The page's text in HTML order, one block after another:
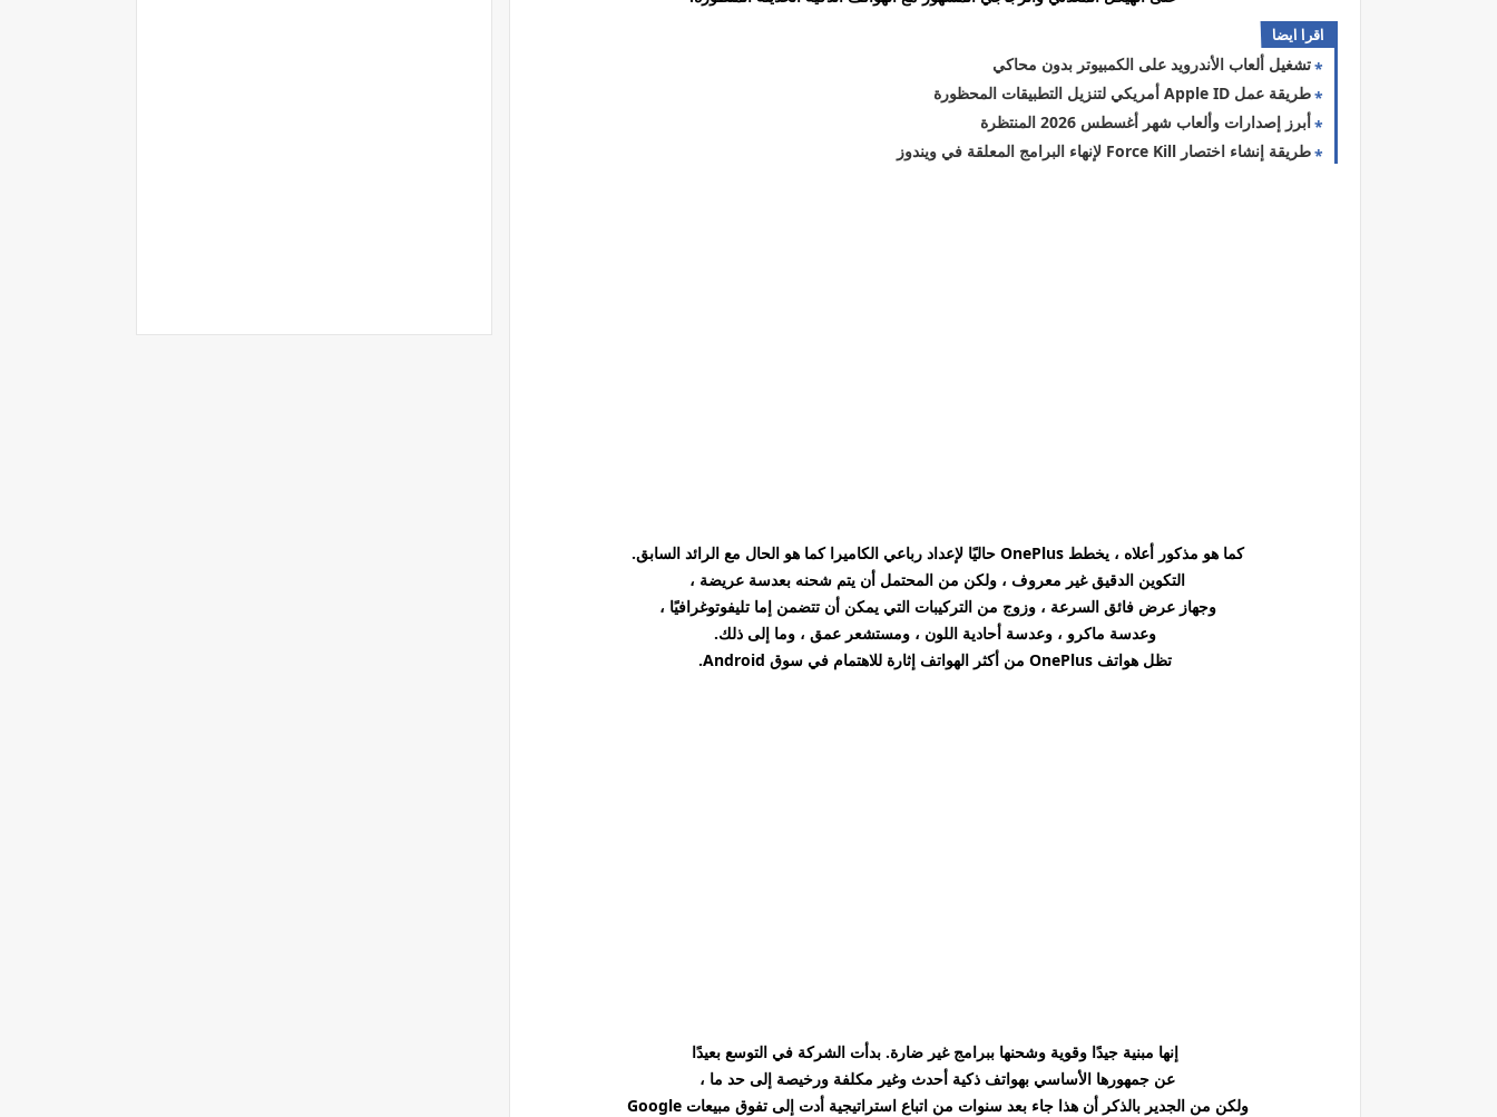
اقرا ايضا
تشغيل ألعاب الأندرويد على الكمبيوتر بدون محاكي
طريقة عمل Apple ID أمريكي لتنزيل التطبيقات المحظورة
أبرز إصدارات وألعاب شهر أغسطس 2026 المنتظرة
طريقة إنشاء اختصار Force Kill لإنهاء البرامج المعلقة في ويندوز
كما هو مذكور أعلاه ، يخطط OnePlus حاليًا لإعداد رباعي الكاميرا كما هو الحال مع الرائد السابق.
التكوين الدقيق غير معروف ، ولكن من المحتمل أن يتم شحنه بعدسة عريضة ،
وجهاز عرض فائق السرعة ، وزوج من التركيبات التي يمكن أن تتضمن إما تليفوتوغرافيًا ،
وعدسة ماكرو ، وعدسة أحادية اللون ، ومستشعر عمق ، وما إلى ذلك.
تظل هواتف OnePlus من أكثر الهواتف إثارة للاهتمام في سوق Android.
إنها مبنية جيدًا وقوية وشحنها ببرامج غير ضارة. بدأت الشركة في التوسع بعيدًا
عن جمهورها الأساسي بهواتف ذكية أحدث وغير مكلفة ورخيصة إلى حد ما ،
ولكن من الجدير بالذكر أن هذا جاء بعد سنوات من اتباع استراتيجية أدت إلى تفوق مبيعات Google